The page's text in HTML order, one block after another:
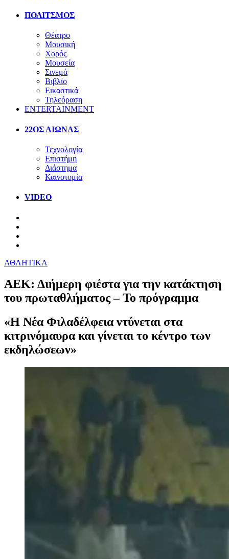
ΠΟΛΙΤΣΜΟΣ
Θέατρο
Μουσική
Χορός
Μουσεία
Σινεμά
Βιβλίο
Εικαστικά
Τηλεόραση
ENTERTAINMENT
22ΟΣ ΑΙΩΝΑΣ
Τεχνολογία
Επιστήμη
Διάστημα
Καινοτομία
VIDEO
ΑΘΛΗΤΙΚΑ
ΑΕΚ: Διήμερη φιέστα για την κατάκτηση
του πρωταθλήματος – Το πρόγραμμα
«Η Νέα Φιλαδέλφεια ντύνεται στα
κιτρινόμαυρα και γίνεται το κέντρο των
εκδηλώσεων»